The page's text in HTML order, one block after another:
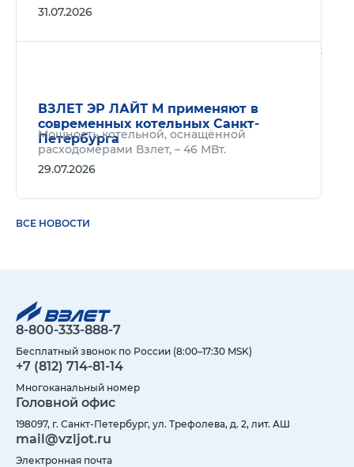
31.07.2026
ВЗЛЕТ ЭР ЛАЙТ М применяют в
современных котельных Санкт-
Петербурга
Мощность котельной, оснащённой
расходомерами Взлет, – 46 МВт.
29.07.2026
ВСЕ НОВОСТИ
8-800-333-888-7
Бесплатный звонок по России (8:00–17:30 MSK)
+7 (812) 714-81-14
Многоканальный номер
Головной офис
198097, г. Санкт-Петербург, ул. Трефолева, д. 2, лит. АШ
mail@vzljot.ru
Электронная почта